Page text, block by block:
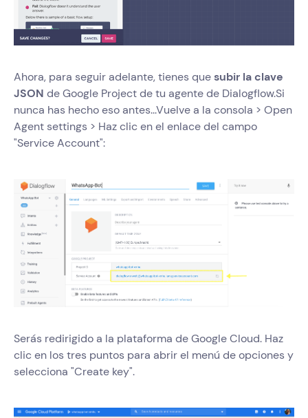
Ahora, para seguir adelante, tienes quesubir la clave
JSON de Google Project de tu agente de Dialogflow.Si
nunca has hecho eso antes...Vuelve a la consola > Open
Agent settings > Haz clic en el enlace del campo
"Service Account":
Serás redirigido a la plataforma de Google Cloud. Haz
clic en los tres puntos para abrir el menú de opciones y
selecciona "Create key".